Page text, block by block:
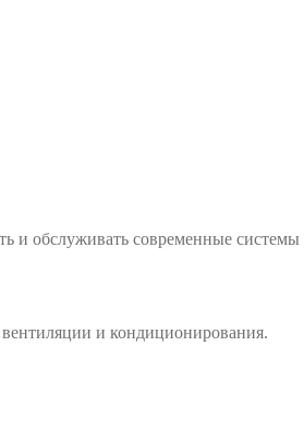
и обслуживать современные
и кондиционирования.